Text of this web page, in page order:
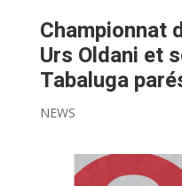
Championnat
Urs Oldani et
Tabaluga
NEWS